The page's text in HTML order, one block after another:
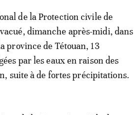
de la Protection civile de
dimanche après-midi, dans
province de Tétouan, 13
par les eaux en raison des
suite à de fortes précipitations.